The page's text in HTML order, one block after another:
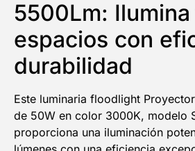
5500Lm:
espacios con
durabilidad
Este luminaria floodlight
de 50W en color 3000K, modelo
proporciona una iluminación